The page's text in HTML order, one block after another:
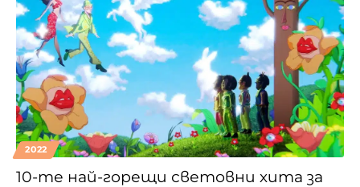
2022
10-те най-горещи световни хита за